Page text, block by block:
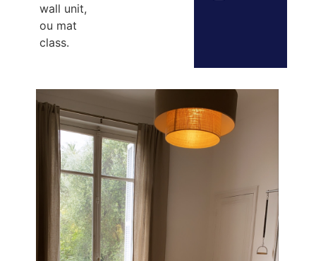
wall unit,
ou mat
class.